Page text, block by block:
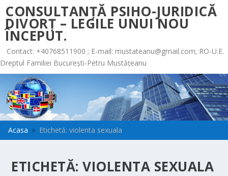
CONSULTANȚĂ PSIHO-JURIDICĂ
DIVORȚ – LEGILE UNUI NOU
ÎNCEPUT.
Contact: +40768511900 ; E-mail: mustateanu@gmail.com; RO-U.E.
Dreptul Familiei București-Petru Mustățeanu
Acasa 9 Etichetă: violenta sexuala
ETICHETĂ:VIOLENTA SEXUALA